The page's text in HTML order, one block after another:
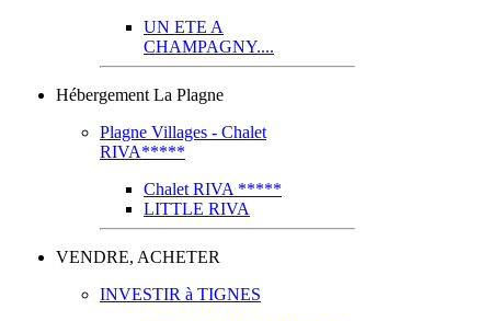
UN ETE A
CHAMPAGNY....
Hébergement La Plagne
Plagne Villages - Chalet
RIVA*****
Chalet RIVA *****
LITTLE RIVA
VENDRE, ACHETER
INVESTIR à TIGNES